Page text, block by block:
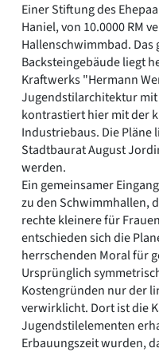
Suchbegriff eingeben
Einer Stiftung des
Haniel, von 10.0000 RM
Hallenschwimmbad.
Backsteingebäude liegt
Kraftwerks "Hermann
Jugendstilarchitektur
kontrastiert hier mit der
Industriebaus. Die Pläne
Stadtbaurat August
werden.
Ein gemeinsamer
zu den Schwimmhallen,
rechte kleinere für
entschieden sich die
herrschenden Moral für
Ursprünglich
Kostengründen nur der
verwirklicht. Dort ist die
Jugendstilelementen
Erbauungszeit wurden,